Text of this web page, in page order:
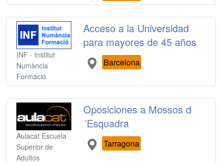
INF - Institut
Numància
Formació
Acceso a la Universidad
para mayores de 45 años
Barcelona
Aulacat Escuela
Superior de
Adultos
Oposiciones a Mossos d
´Esquadra
Tarragona